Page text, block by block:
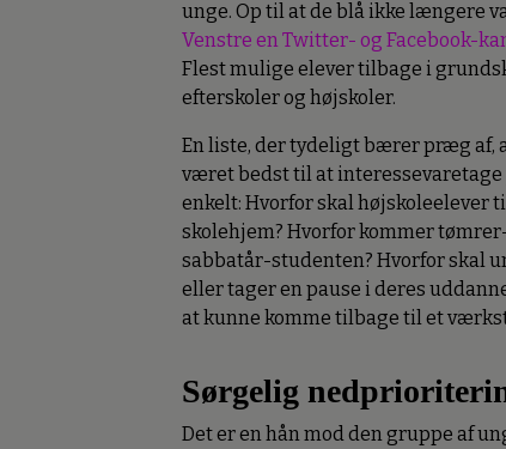
unge. Op til at de blå ikke længere
Venstre en Twitter- og Facebook-
Flest mulige elever tilbage i
efterskoler og højskoler.
En liste, der tydeligt bærer præg af,
været bedst til at interessevaretage
enkelt: Hvorfor skal højskoleelever
skolehjem? Hvorfor kommer
sabbatår-studenten? Hvorfor skal
eller tager en pause i deres
at kunne komme tilbage til et
Sørgelig
Det er en hån mod den gruppe af